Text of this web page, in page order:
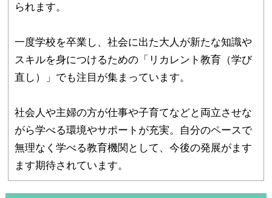
られます。
一度学校を卒業し、社会に出た大人が新たな知識や
スキルを身につけるための「リカレント教育（学び
直し）」でも注目が集まっています。
社会人や主婦の方が仕事や子育てなどと両立させな
がら学べる環境やサポートが充実。自分のペースで
無理なく学べる教育機関として、今後の発展がます
ます期待されています。